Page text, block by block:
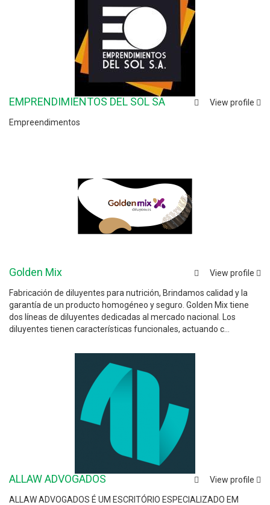
View profile
EMPRENDIMIENTOS DEL SOL SA
Empreendimentos
View profile
Golden Mix
Fabricación de diluyentes para nutrición, Brindamos calidad y la
garantía de un producto homogéneo y seguro. Golden Mix tiene
dos líneas de diluyentes dedicadas al mercado nacional. Los
diluyentes tienen características funcionales, actuando c...
View profile
ALLAW ADVOGADOS
ALLAW ADVOGADOS É UM ESCRITÓRIO ESPECIALIZADO EM